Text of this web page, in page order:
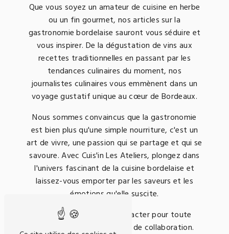
Que vous soyez un amateur de cuisine en herbe
ou un fin gourmet, nos articles sur la
gastronomie bordelaise sauront vous séduire et
vous inspirer. De la dégustation de vins aux
recettes traditionnelles en passant par les
tendances culinaires du moment, nos
journalistes culinaires vous emmènent dans un
voyage gustatif unique au cœur de Bordeaux.
Nous sommes convaincus que la gastronomie
est bien plus qu'une simple nourriture, c'est un
art de vivre, une passion qui se partage et qui se
savoure. Avec Cuis'in Les Ateliers, plongez dans
l'univers fascinant de la cuisine bordelaise et
laissez-vous emporter par les saveurs et les
émotions qu'elle suscite.
N'hésitez pas à nous contacter pour toute
demande d'information ou de collaboration.